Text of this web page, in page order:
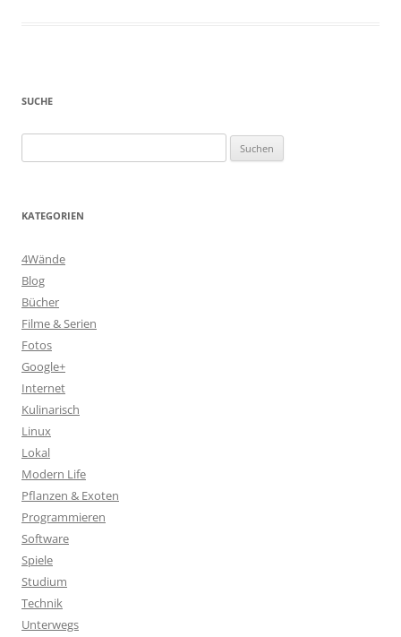
SUCHE
nach:
KATEGORIEN
4Wände
Blog
Bücher
Filme & Serien
Fotos
Google+
Internet
Kulinarisch
Linux
Lokal
Modern Life
Pflanzen & Exoten
Programmieren
Software
Spiele
Studium
Technik
Unterwegs